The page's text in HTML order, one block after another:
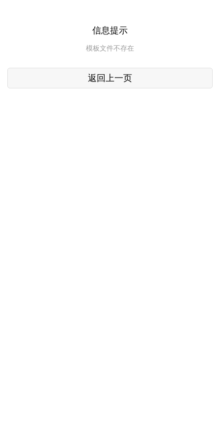
信息提示
模板文件不存在
返回上一页